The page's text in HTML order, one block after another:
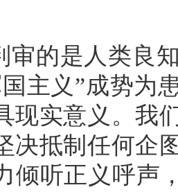
审的是人类良
主义”成势为
现实意义。我
决抵制任何企
倾听正义呼声